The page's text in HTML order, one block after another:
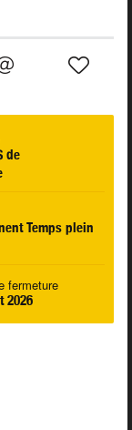
de
Temps plein
fermeture
2026